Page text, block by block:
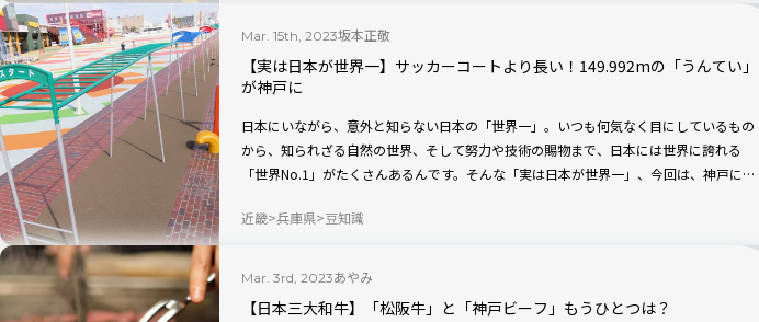
Mar. 15th, 2023坂本正敬
【実は日本が世界一】サッカーコートより長い！149.992mの「うんてい」
が神戸に
日本にいながら、意外と知らない日本の「世界一」。いつも何気なく目にしているもの
から、知られざる自然の世界、そして努力や技術の賜物まで、日本には世界に誇れる
「世界No.1」がたくさんあるんです。そんな「実は日本が世界一」、今回は、神戸にあ
近畿 兵庫県 豆知識
Mar. 3rd, 2023あやみ
【日本三大和牛】「松阪牛」と「神戸ビーフ」もうひとつは？